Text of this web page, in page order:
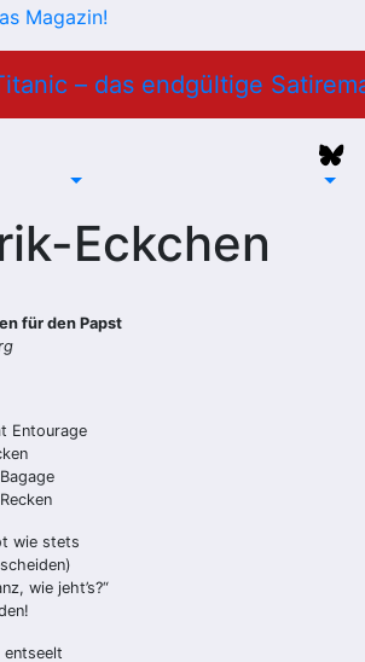
Eckchen
für den Papst
Entourage
wie stets
wie jeht’s?“
entseelt